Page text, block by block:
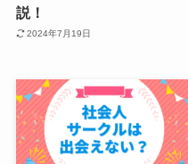
説！
2024年7月19日